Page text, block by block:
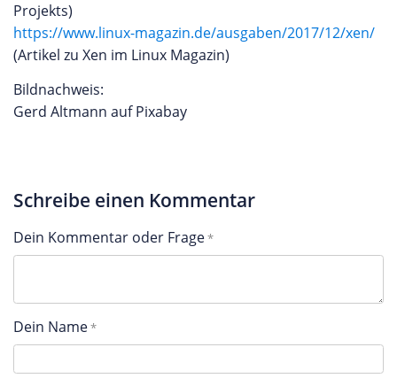
Projekts)
https://www.linux-magazin.de/ausgaben/2017/12/xen/
(Artikel zu Xen im Linux Magazin)
Bildnachweis:
Gerd Altmann auf Pixabay
Schreibe einen Kommentar
Dein Kommentar oder Frage
Dein Name